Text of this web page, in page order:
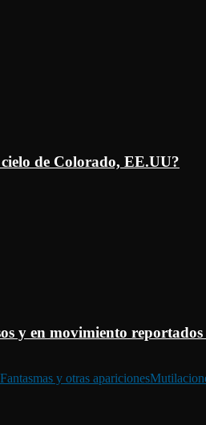
de Colorado, EE.UU?
y en movimiento
Fantasmas y otras apariciones